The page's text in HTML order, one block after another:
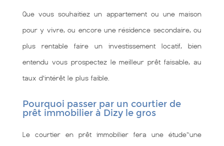
Que vous souhaitiez un appartement ou une maison
pour y vivre, ou encore une résidence secondaire, ou
plus rentable faire un investissement locatif, bien
entendu vous prospectez le meilleur prêt faisable, au
taux d’intérêt le plus faible.
Pourquoi passer par un courtier de
prêt immobilier à Dizy le gros
Le courtier en prêt immobilier fera une étude~une